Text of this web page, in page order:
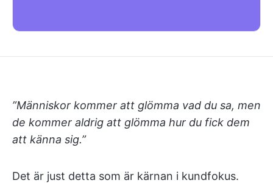
”Människor kommer att glömma vad du sa, men
de kommer aldrig att glömma hur du fick dem
att känna sig.”
Det är just detta som är kärnan i kundfokus.